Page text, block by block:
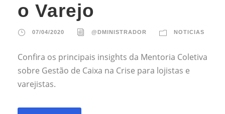
o Varejo
07/04/2020 @DMINISTRADOR NOTICIAS
Confira os principais insights da Mentoria Coletiva
sobre Gestão de Caixa na Crise para lojistas e
varejistas.